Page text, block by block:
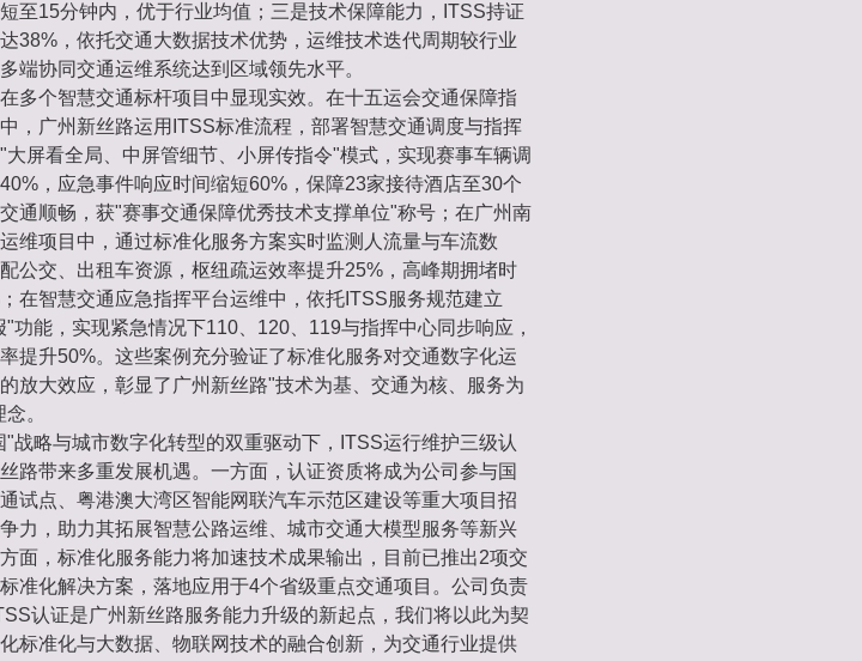
至15分钟内，优于行业均值；三是技术保障能力，ITSS持证
38%，依托交通大数据技术优势，运维技术迭代周期较行业
端协同交通运维系统达到区域领先水平。
多个智慧交通标杆项目中显现实效。在十五运会交通保障指
，广州新丝路运用ITSS标准流程，部署智慧交通调度与指挥
大屏看全局、中屏管细节、小屏传指令"模式，实现赛事车辆调
，应急事件响应时间缩短60%，保障23家接待酒店至30个
通顺畅，获"赛事交通保障优秀技术支撑单位"称号；在广州南
维项目中，通过标准化服务方案实时监测人流量与车流数
公交、出租车资源，枢纽疏运效率提升25%，高峰期拥堵时
在智慧交通应急指挥平台运维中，依托ITSS服务规范建立
"功能，实现紧急情况下110、120、119与指挥中心同步响应，
提升50%。这些案例充分验证了标准化服务对交通数字化运
放大效应，彰显了广州新丝路"技术为基、交通为核、服务为
。
"战略与城市数字化转型的双重驱动下，ITSS运行维护三级认
路带来多重发展机遇。一方面，认证资质将成为公司参与国
试点、粤港澳大湾区智能网联汽车示范区建设等重大项目招
力，助力其拓展智慧公路运维、城市交通大模型服务等新兴
面，标准化服务能力将加速技术成果输出，目前已推出2项交
准化解决方案，落地应用于4个省级重点交通项目。公司负责
认证是广州新丝路服务能力升级的新起点，我们将以此为契
标准化与大数据、物联网技术的融合创新，为交通行业提供